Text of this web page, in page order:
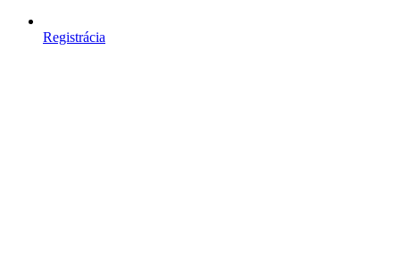
Registrácia